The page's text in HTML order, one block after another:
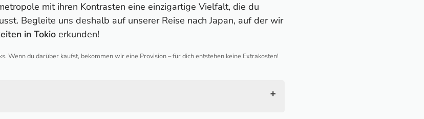
mit ihren Kontrasten eine einzigartige Vielfalt, die du
Begleite uns deshalb auf unserer Reise nach Japan, auf der wir
in Tokio erkunden!
Wenn du darüber kaufst, bekommen wir eine Provision – für dich entstehen keine Extrakosten!